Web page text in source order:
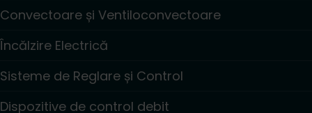
Convectoare și Ventiloconvectoare
Încălzire Electrică
Sisteme de Reglare și Control
Dispozitive de control debit